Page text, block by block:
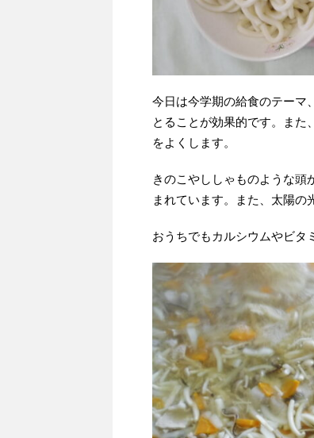
今日は今学期の給食のテーマ
とることが効果的です。また
をよくします。
きのこやししゃものような頭
まれています。また、太陽の
おうちでもカルシウムやビタ